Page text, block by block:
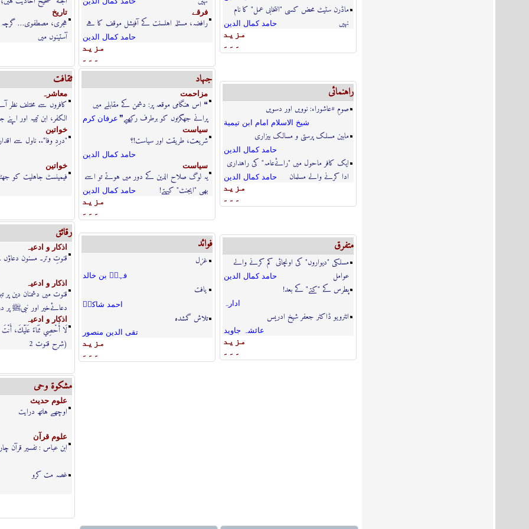
تاريخ
ہجری، مصطفوی…
آستینوں میں
فرقے
رافضہ، مسئلہ اہلسنت کے آفیشل موقف کا ہے
حامد كمال الدين
مزيد
۔۔۔
ماڈرن سٹیٹ محض کسی "انتخابی عمل" کا نام
نہیں
حامد كمال الدين
مزيد
۔۔۔
ثقافت
معاشرہ
کافروں سے مختلف نظر
الکفر، ابن تیمیہ اور
خواتين
"دردِ وفا".. ناول سے
خواتين
فیمینسٹ جاہلیت کو
جہاد
مزاحمت
❝ اس ہنگامی موقعہ پر: دشمن کے مقابلے میں
پرانے جھگڑوں کو برطرف رکھیے❞ عرفان كرم
سياست
شریعت، طریقت اور سیاست!؟
حامد كمال الدين
سياست
یہ لوگ صلاح الدین کے دور میں ہوتے تو اسے
بھی "ایجنٹ" کہتے!
حامد كمال الدين
مزيد
۔۔۔
راہنمائى
صومِ #عاشوراء: نوویں اور دسویں
شيخ الاسلام امام ابن تيمية
مابین مسلک پرستی و مسالک بیزاری
حامد كمال الدين
ایک کافر ماحول میں "رائےعامہ" کی راہداری
ادا کرنے والے مسلمان
حامد كمال الدين
مزيد
۔۔۔
رقائق
اذكار و ادعيہ
قنوتِ وتر۔ مسنون
اذكار و ادعيہ
قنوت میں دشمنان دین پر
دعائےخیر اور نبیﷺ پر
اذكار و ادعيہ
لَا أُحْصِي ثَنَاءً عَلَيْكَ، أَنْتَ
(شرح قنوت 2
فوائد
غزل
فہدؔ بن خالد
یافت
احمد شاکرؔ
تلاش گمشدہ
تقی الدین منصور
مزيد
۔۔۔
متفرق
مسلکی "دیواروں" کی اونچائی کم کرنے والے
عوامل
حامد كمال الدين
پطرس کے "کتے" کے بعد!
ادارہ
انٹرویو ڈاکٹر جعفر شیخ ادریس
عائشہ جاوید
مزيد
۔۔۔
مشكوة وحى
علوم حديث
اوچھے ہاتھ درایت
علوم قرآن
ابن عباس : تفسیر قرآن
غصہ مت کرو